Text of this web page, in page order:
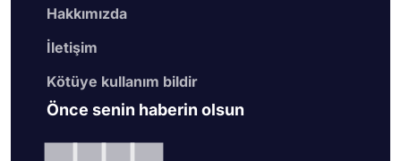
Hakkımızda
İletişim
Kötüye kullanım bildir
Önce senin haberin olsun